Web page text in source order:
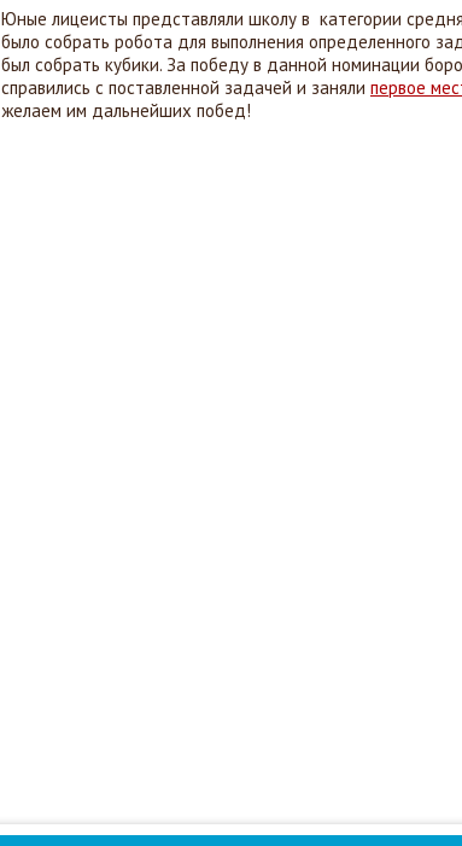
Юные лицеисты представляли школу в категории
было собрать робота для выполнения определенного
был собрать кубики. За победу в данной номинации
справились с поставленной задачей и заняли первое
желаем им дальнейших побед!